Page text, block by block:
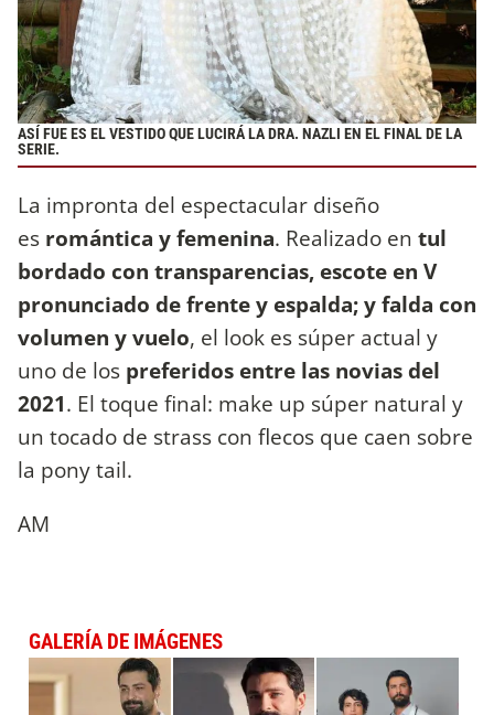
ASÍ FUE ES EL VESTIDO QUE LUCIRÁ LA DRA. NAZLI EN EL FINAL DE LA
SERIE.
La impronta del espectacular diseño
es romántica y femenina. Realizado en tul
bordado con transparencias, escote en V
pronunciado de frente y espalda; y falda con
volumen y vuelo, el look es súper actual y
uno de los preferidos entre las novias del
2021. El toque final: make up súper natural y
un tocado de strass con flecos que caen sobre
la pony tail.
AM
GALERÍA DE IMÁGENES